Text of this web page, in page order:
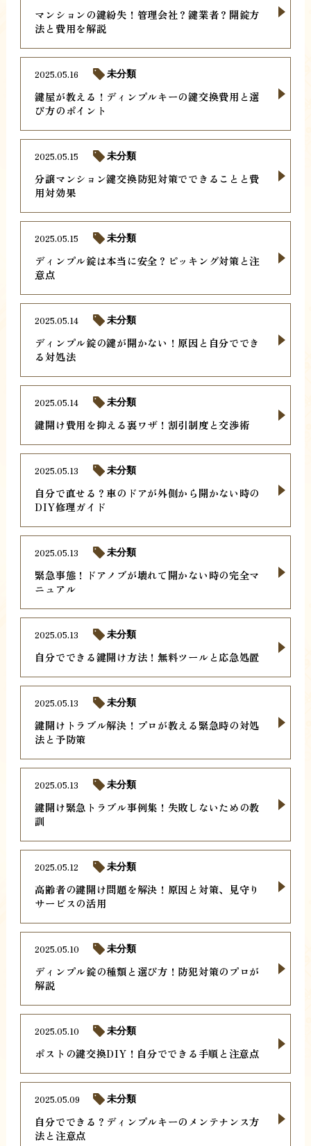
マンションの鍵紛失！管理会社？鍵業者？開錠方
法と費用を解説
鍵屋が教える！ディンプルキーの鍵交換費用と選
び方のポイント
2025.05.16 未分類
分譲マンション鍵交換防犯対策でできることと費
用対効果
2025.05.15 未分類
ディンプル錠は本当に安全？ピッキング対策と注
意点
2025.05.15 未分類
ディンプル錠の鍵が開かない！原因と自分ででき
る対処法
2025.05.14 未分類
鍵開け費用を抑える裏ワザ！割引制度と交渉術
2025.05.14 未分類
自分で直せる？車のドアが外側から開かない時の
DIY修理ガイド
2025.05.13 未分類
緊急事態！ドアノブが壊れて開かない時の完全マ
ニュアル
2025.05.13 未分類
自分でできる鍵開け方法！無料ツールと応急処置
2025.05.13 未分類
鍵開けトラブル解決！プロが教える緊急時の対処
法と予防策
2025.05.13 未分類
鍵開け緊急トラブル事例集！失敗しないための教
訓
2025.05.13 未分類
高齢者の鍵開け問題を解決！原因と対策、見守り
サービスの活用
2025.05.12 未分類
ディンプル錠の種類と選び方！防犯対策のプロが
解説
2025.05.10 未分類
ポストの鍵交換DIY！自分でできる手順と注意点
2025.05.10 未分類
自分でできる？ディンプルキーのメンテナンス方
法と注意点
2025.05.09 未分類